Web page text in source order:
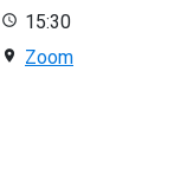
15:30
Zoom